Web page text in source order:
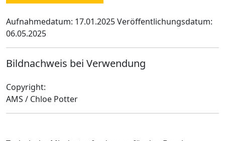
Aufnahmedatum: 17.01.2025Veröffentlichungsdatum:
06.05.2025
Bildnachweis bei Verwendung
Copyright:
AMS / Chloe Potter